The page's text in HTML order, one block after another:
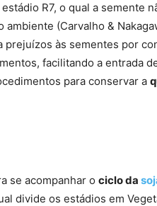
R7, o qual a semente
(Carvalho &
prejuízos às sementes por
facilitando a entrada
para conservar a
se acompanhar o ciclo da
divide os estádios em